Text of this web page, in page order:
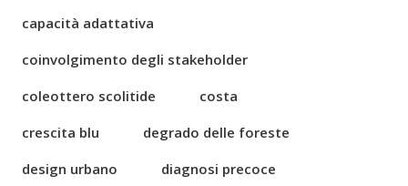
capacità adattativa
coinvolgimento degli stakeholder
coleottero scolitide
costa
crescita blu
degrado delle foreste
design urbano
diagnosi precoce